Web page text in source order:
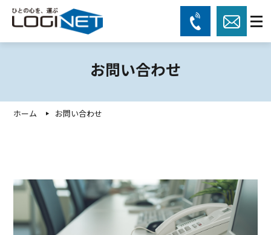
お問い合わせ
ホーム お問い合わせ